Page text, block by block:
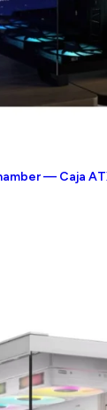
— Caja